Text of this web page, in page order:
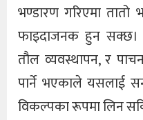
भण्डारण गरिएमा तातो
फाइदाजनक हुन सक्छ।
तौल व्यवस्थापन, र
पार्ने भएकाले यसलाई
विकल्पका रूपमा लिन